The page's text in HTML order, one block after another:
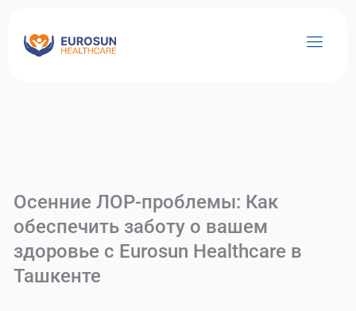
содержимому
Осенние ЛОР-проблемы: Как
обеспечить заботу о вашем
здоровье с Eurosun Healthcare в
Ташкенте